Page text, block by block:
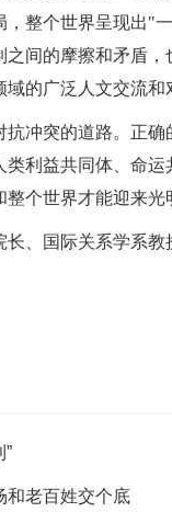
整个世界呈现出"
之间的摩擦和矛盾
的广泛人文交流
冲突的道路。正
利益共同体、命
个世界才能迎来光
长、国际关系学系
和老百姓交个底